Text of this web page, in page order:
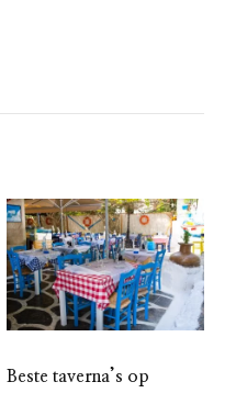
Beste taverna’s op